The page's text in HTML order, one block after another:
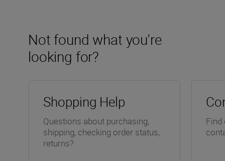
Not found what you're
looking for?
Shopping Help
Questions about purchasing,
shipping, checking order status,
returns?
Find